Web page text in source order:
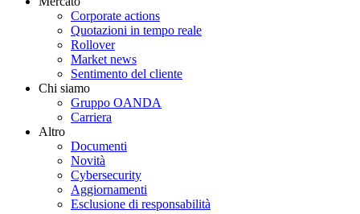
Corporate actions
Quotazioni in tempo reale
Rollover
Market news
Sentimento del cliente
Chi siamo
Gruppo OANDA
Carriera
Altro
Documenti
Novità
Cybersecurity
Aggiornamenti
Esclusione di responsabilità